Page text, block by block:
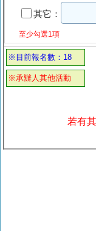
其它：
至少勾選1項
※目前報名數：18
※承辦人其他活動
若有